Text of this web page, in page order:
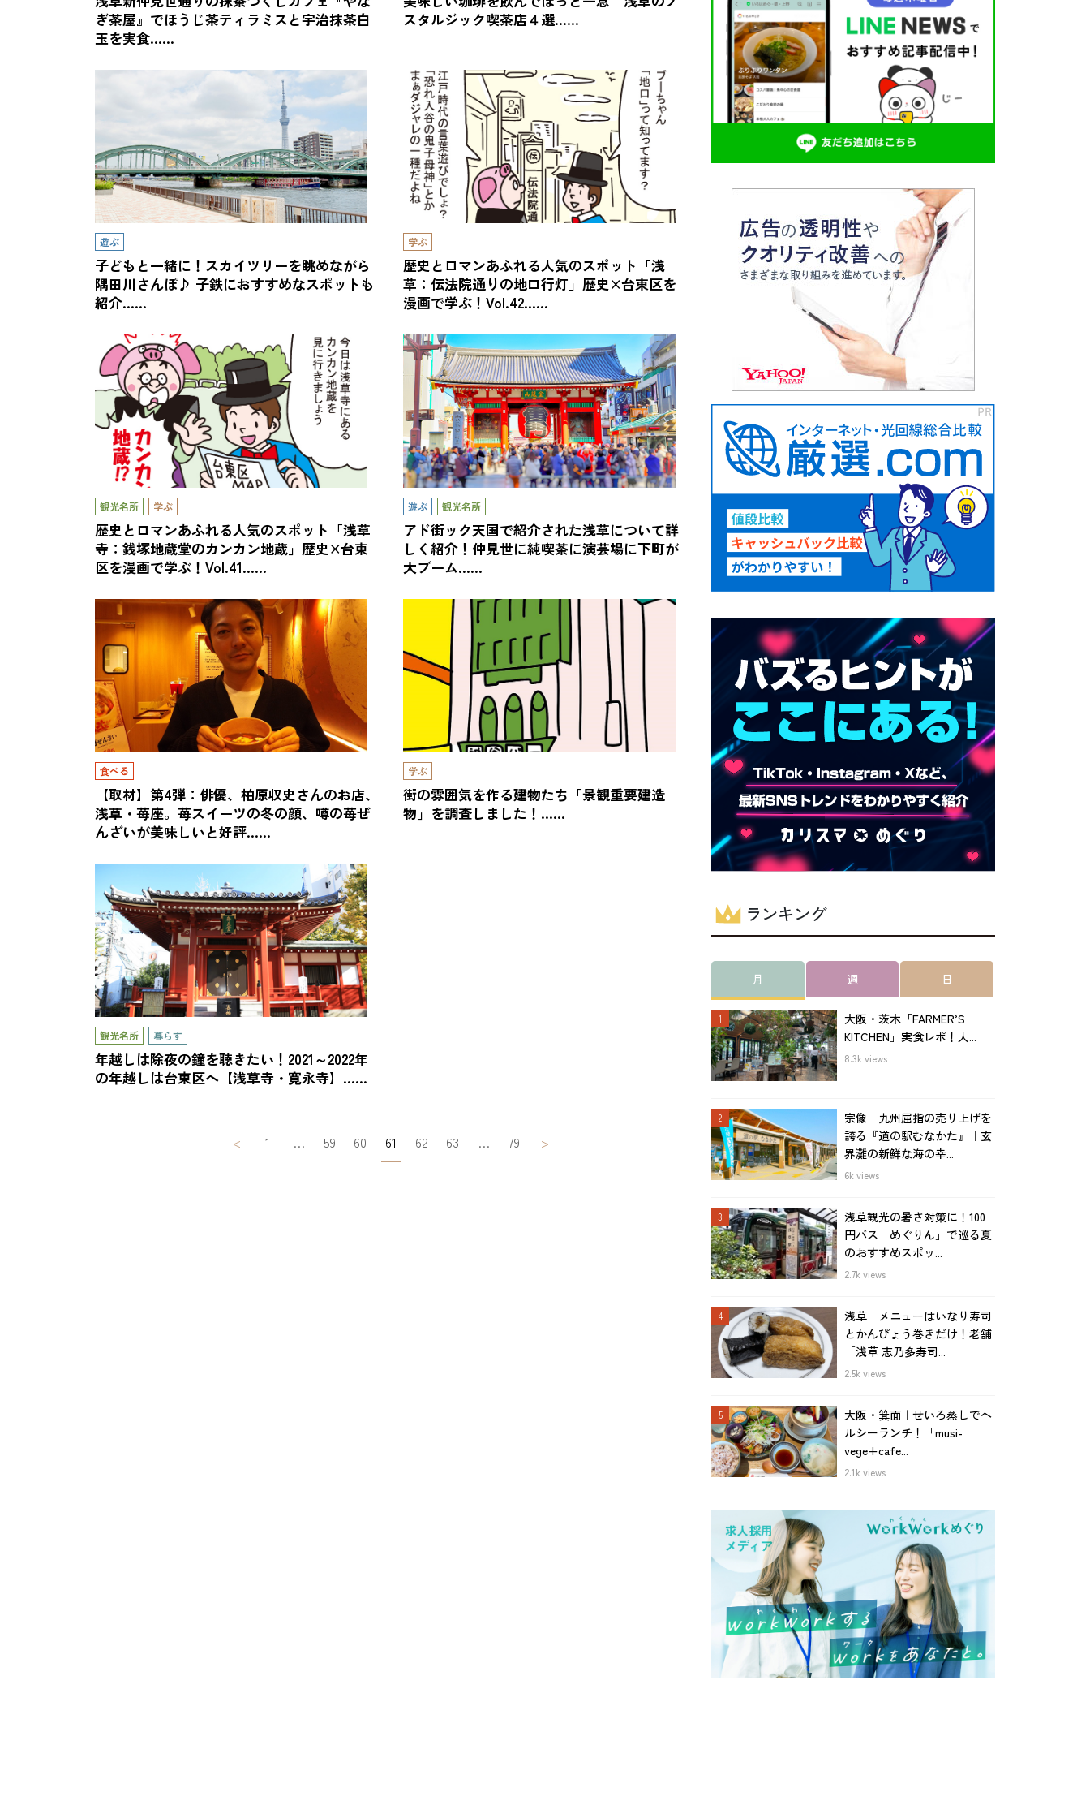
ぎ茶屋』でほうじ茶ティラミスと宇治抹茶白
玉を実食……
スタルジック喫茶店４選……
遊ぶ
子どもと一緒に！スカイツリーを眺めながら
隅田川さんぽ♪ 子鉄におすすめなスポットも
紹介……
学ぶ
歴史とロマンあふれる人気のスポット「浅
草：伝法院通りの地口行灯」歴史×台東区を
漫画で学ぶ！Vol.42……
観光名所 学ぶ
歴史とロマンあふれる人気のスポット「浅草
寺：銭塚地蔵堂のカンカン地蔵」歴史×台東
区を漫画で学ぶ！Vol.41……
遊ぶ 観光名所
アド街ック天国で紹介された浅草について詳
しく紹介！仲見世に純喫茶に演芸場に下町が
大ブーム……
食べる
【取材】第4弾：俳優、柏原収史さんのお店、
浅草・苺座。苺スイーツの冬の顔、噂の苺ぜ
んざいが美味しいと好評……
学ぶ
街の雰囲気を作る建物たち「景観重要建造
物」を調査しました！……
観光名所 暮らす
年越しは除夜の鐘を聴きたい！2021～2022年
の年越しは台東区へ【浅草寺・寛永寺】……
稿
< 1 … 59 60 61 62 63 … 79 >
ランキング
月 週 日
大阪・茨木「FARMER’S
KITCHEN」実食レポ！人...
8.3k views
宗像｜九州屈指の売り上げを
誇る『道の駅むなかた』｜玄
界灘の新鮮な海の幸...
6k views
浅草観光の暑さ対策に！100
円バス「めぐりん」で巡る夏
のおすすめスポッ...
2.7k views
浅草｜メニューはいなり寿司
とかんぴょう巻きだけ！老舗
「浅草 志乃多寿司...
2.5k views
大阪・箕面｜せいろ蒸しでヘ
ルシーランチ！「musi-
vege+cafe...
2.1k views